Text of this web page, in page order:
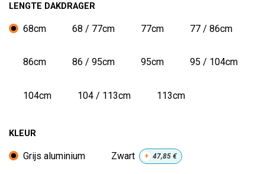
LENGTE DAKDRAGER
68cm 68 / 77cm 77cm 77 / 86cm
86cm 86 / 95cm 95cm 95 / 104cm
104cm 104 / 113cm 113cm
KLEUR
Grijs aluminium Zwart + 47,85 €